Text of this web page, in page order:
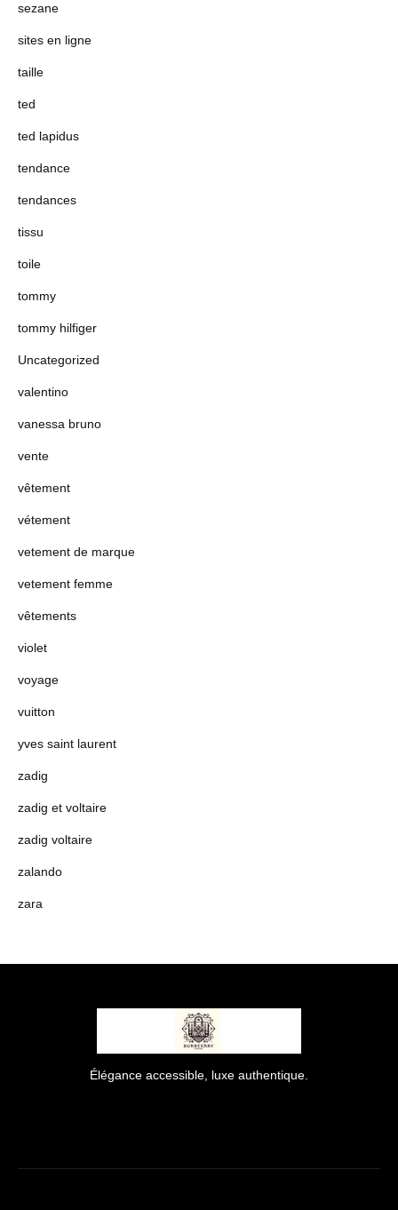
sezane
sites en ligne
taille
ted
ted lapidus
tendance
tendances
tissu
toile
tommy
tommy hilfiger
Uncategorized
valentino
vanessa bruno
vente
vêtement
vétement
vetement de marque
vetement femme
vêtements
violet
voyage
vuitton
yves saint laurent
zadig
zadig et voltaire
zadig voltaire
zalando
zara
Élégance accessible, luxe authentique.